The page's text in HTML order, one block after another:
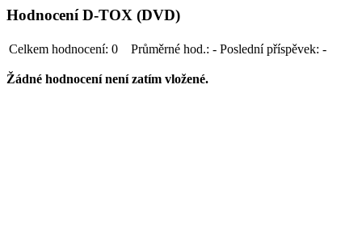
Hodnocení D-TOX (DVD)
Celkem hodnocení: 0 Průměrné hod.: - Poslední příspěvek: -
Žádné hodnocení není zatím vložené.